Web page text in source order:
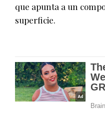
que apunta a un
superficie.